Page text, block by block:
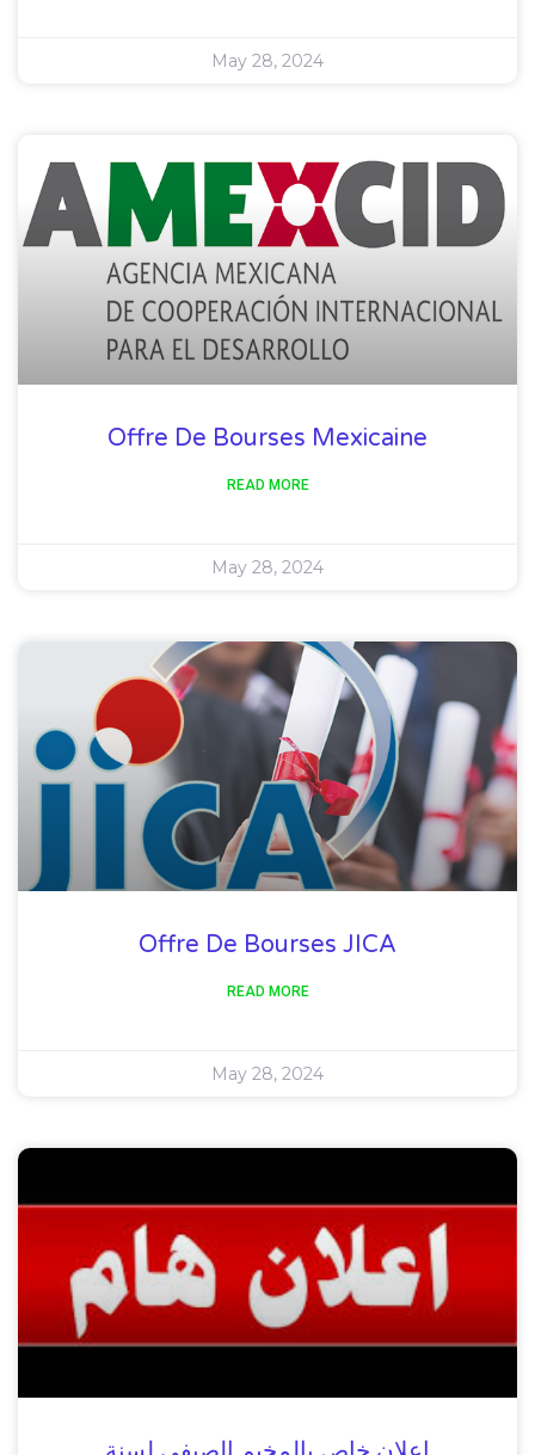
May 28, 2024
Offre De Bourses Mexicaine
READ MORE
May 28, 2024
Offre De Bourses JICA
READ MORE
May 28, 2024